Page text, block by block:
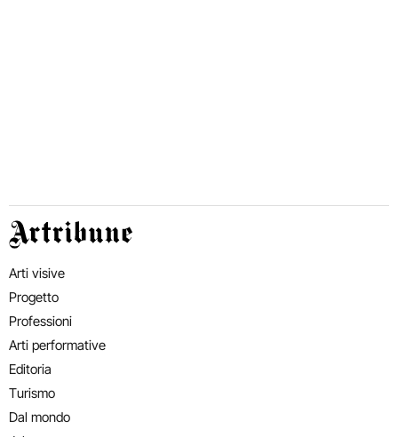
Artribune
Arti visive
Progetto
Professioni
Arti performative
Editoria
Turismo
Dal mondo